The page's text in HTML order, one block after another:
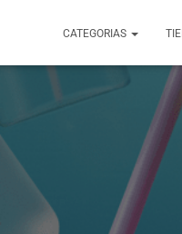
CATEGORIAS